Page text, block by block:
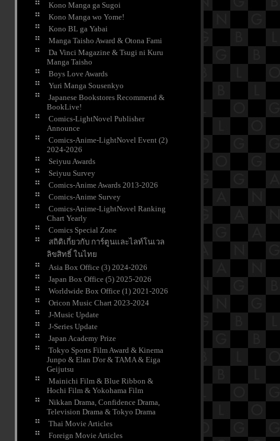
Kono Manga ga Sugoi
Kono Manga wo Yome!
Kono BL ga Yabai
Manga Taisho Award & Otona Fami
Da Vinci Magazine & Tsugi ni Kuru
Manga Taisho
Boys Love Awards
Yuri Manga Sousenkyo
Japanese Bookstores Recommend &
BookLive!
Comics-LightNovel Publisher
Announce
Comics-Anime-LightNovel Event (2)
2024-2026
Seiyuu Awards
Seiyuu Survey
Comics-Anime Awards 2013-2026
Comics-Anime Survey
Comics-Anime-LightNovel Ranking
Chart Yearly
Comics Special Zone
สถิติเกี่ยวกับ การ์ตูนและไลท์โนเวล
ลิขสิทธิ์ ในไท
Asia Box Office (3) 2024-2026
Japan Box Office (5) 2025-2026
Worldwide Box Office (1) 2021-2026
Oricon Music Chart 2023-2024
J-Music Update
J-Series Update
Japan Academy Prize
Tokyo Sports Film Award & Kinema
Junpo & Elan D'or & TAMA & Eiga
Geijutsu
Mainichi Film & Blue Ribbon &
Hochi Film & Yokohama Film
Nikkan Drama, Confidence Drama,
Television Drama & Tokyo Drama
Thai Movie Articles
Foreign Movie Articles